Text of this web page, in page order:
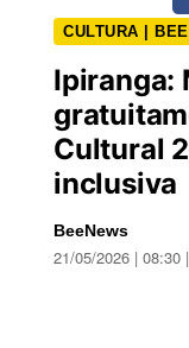
CULTURA |
Ipiranga:
Cultural
inclusiva
BeeNews
21/05/2026 | 08:30